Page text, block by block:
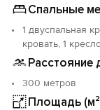
Спальные
1 двуспальная
кровать, 1
Расстояние
300 метров
Площадь